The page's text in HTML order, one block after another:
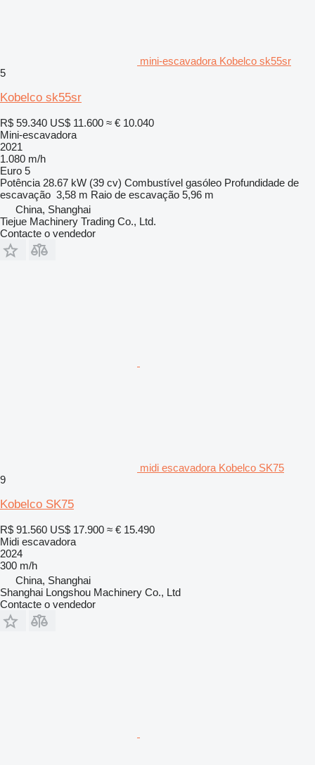
mini-escavadora Kobelco sk55sr
5
Kobelco sk55sr
R$ 59.340 US$ 11.600 ≈ € 10.040
Mini-escavadora
2021
1.080 m/h
Euro 5
Potência 28.67 kW (39 cv) Combustível gasóleo Profundidade de
escavação 3,58 m Raio de escavação 5,96 m
China, Shanghai
Tiejue Machinery Trading Co., Ltd.
Contacte o vendedor
midi escavadora Kobelco SK75
9
Kobelco SK75
R$ 91.560 US$ 17.900 ≈ € 15.490
Midi escavadora
2024
300 m/h
China, Shanghai
Shanghai Longshou Machinery Co., Ltd
Contacte o vendedor